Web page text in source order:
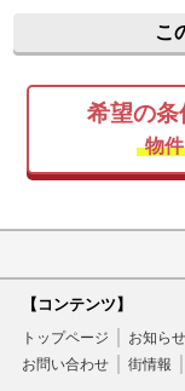
こ
希望の条
物
【コンテンツ】
トップページ お知らせ
お問い合わせ
街情報